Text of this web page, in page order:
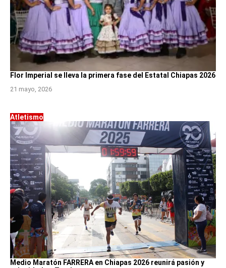
Flor Imperial se lleva la primera fase del Estatal Chiapas 2026
21 mayo, 2026
Atletismo
Medio Maratón FARRERA en Chiapas 2026 reunirá pasión y